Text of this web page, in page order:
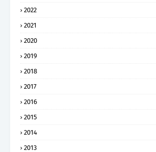
2022
2021
2020
2019
2018
2017
2016
2015
2014
2013